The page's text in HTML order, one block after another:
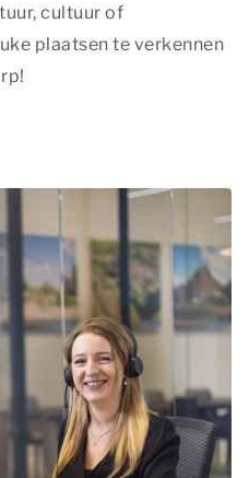
cultuur of
plaatsen te verkennen